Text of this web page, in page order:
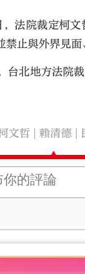
法院裁定柯
止與外界見面
台北地方法院
文哲 賴清德